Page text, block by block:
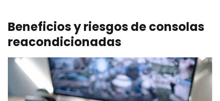
Beneficios y riesgos de consolas
reacondicionadas